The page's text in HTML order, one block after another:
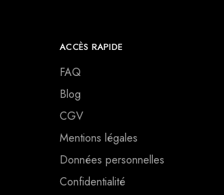
ACCÈS RAPIDE
FAQ
Blog
CGV
Mentions légales
Données personnelles
Confidentialité